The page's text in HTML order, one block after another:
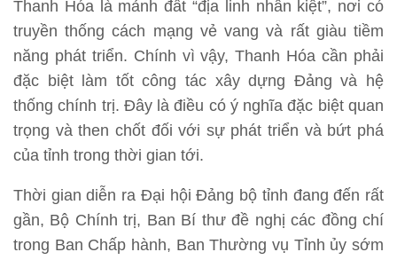
Thanh Hóa là mảnh đất “địa linh nhân kiệt”, nơi có
truyền thống cách mạng vẻ vang và rất giàu tiềm
năng phát triển. Chính vì vậy, Thanh Hóa cần phải
đặc biệt làm tốt công tác xây dựng Đảng và hệ
thống chính trị. Đây là điều có ý nghĩa đặc biệt quan
trọng và then chốt đối với sự phát triển và bứt phá
của tỉnh trong thời gian tới.
Thời gian diễn ra Đại hội Đảng bộ tỉnh đang đến rất
gần, Bộ Chính trị, Ban Bí thư đề nghị các đồng chí
trong Ban Chấp hành, Ban Thường vụ Tỉnh ủy sớm